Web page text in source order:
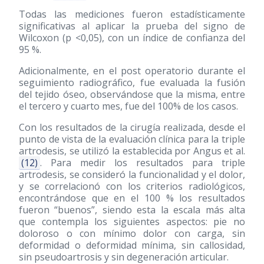
Todas las mediciones fueron estadísticamente
significativas al aplicar la prueba del signo de
Wilcoxon (p <0,05), con un índice de confianza del
95 %.
Adicionalmente, en el post operatorio durante el
seguimiento radiográfico, fue evaluada la fusión
del tejido óseo, observándose que la misma, entre
el tercero y cuarto mes, fue del 100% de los casos.
Con los resultados de la cirugía realizada, desde el
punto de vista de la evaluación clínica para la triple
artrodesis, se utilizó la establecida por Angus et al.
(12) . Para medir los resultados para triple
artrodesis, se consideró la funcionalidad y el dolor,
y se correlacionó con los criterios radiológicos,
encontrándose que en el 100 % los resultados
fueron “buenos”, siendo esta la escala más alta
que contempla los siguientes aspectos: pie no
doloroso o con mínimo dolor con carga, sin
deformidad o deformidad mínima, sin callosidad,
sin pseudoartrosis y sin degeneración articular.